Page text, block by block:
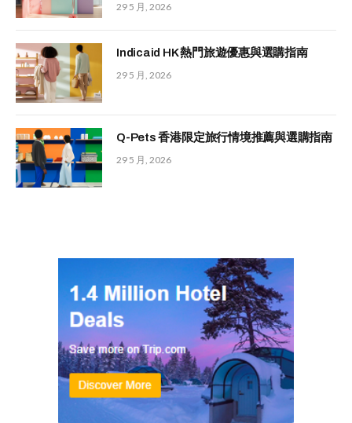
29 5 月, 2026
Indicaid HK 熱門旅遊優惠與選購指南
29 5 月, 2026
Q-Pets 香港限定旅行情境推薦與選購指南
29 5 月, 2026